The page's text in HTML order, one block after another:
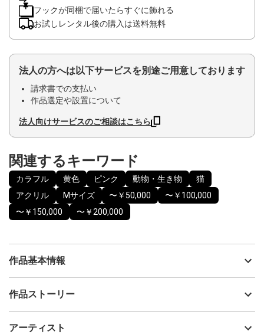
フックが同梱で届いたらすぐに飾れる
お試しレンタル後の購入は送料無料
法人の方へは以下サービスを別途ご用意しております
請求書での支払い
作品選定や設置について
法人向けサービスのご相談はこちら
関連するキーワード
カラフル 黄色 ピンク 動物・生き物
猫
アクリル
Mサイズ 〜￥50,000
〜￥100,000
〜￥150,000
〜￥200,000
作品基本情報
出品者
制作年
作品ストーリー
そこでよく会う猫。
アーティスト